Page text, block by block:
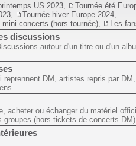
US 2023
Tournée été
Tournée hiver Europe 2024
concerts (hors tournée)
Les
discussions
autour d'un titre ou d'un
reprennent DM, artistes repris par
acheter ou échanger du matériel
groupes (hors tickets de concerts DM)